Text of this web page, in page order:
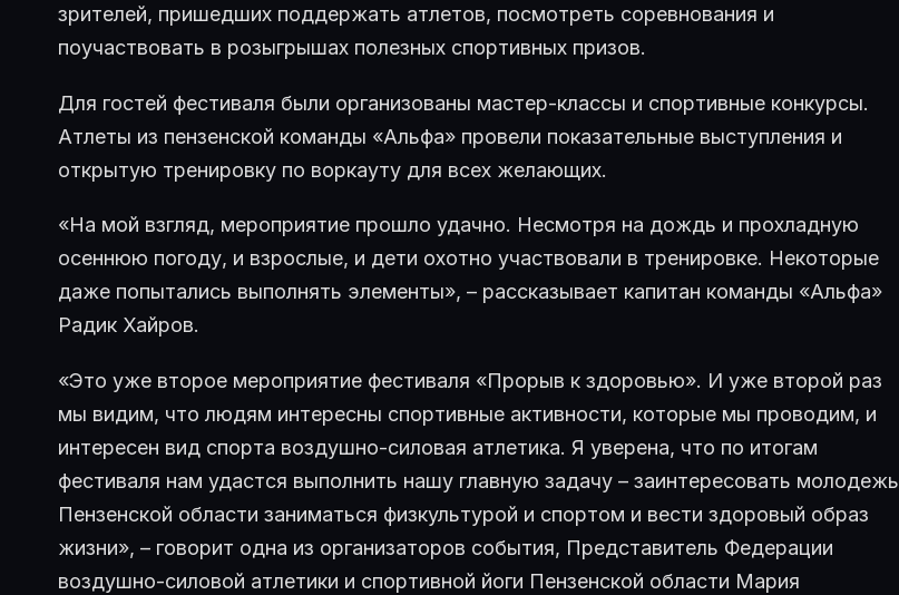
зрителей, пришедших поддержать атлетов, посмотреть соревнования и
поучаствовать в розыгрышах полезных спортивных призов.
Для гостей фестиваля были организованы мастер-классы и спортивные конкурсы.
Атлеты из пензенской команды «Альфа» провели показательные выступления и
открытую тренировку по воркауту для всех желающих.
«На мой взгляд, мероприятие прошло удачно. Несмотря на дождь и прохладную
осеннюю погоду, и взрослые, и дети охотно участвовали в тренировке. Некоторые
даже попытались выполнять элементы», – рассказывает капитан команды «Альфа»
Радик Хайров.
«Это уже второе мероприятие фестиваля «Прорыв к здоровью». И уже второй раз
мы видим, что людям интересны спортивные активности, которые мы проводим, и
интересен вид спорта воздушно-силовая атлетика. Я уверена, что по итогам
фестиваля нам удастся выполнить нашу главную задачу – заинтересовать молодежь
Пензенской области заниматься физкультурой и спортом и вести здоровый образ
жизни», – говорит одна из организаторов события, Представитель Федерации
воздушно-силовой атлетики и спортивной йоги Пензенской области Мария